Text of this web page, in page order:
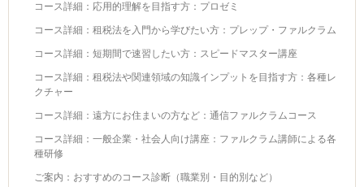
コース詳細：応用的理解を目指す方：プロゼミ
コース詳細：租税法を入門から学びたい方：プレップ・ファルクラム
コース詳細：短期間で速習したい方：スピードマスター講座
コース詳細：租税法や関連領域の知識インプットを目指す方：各種レ
クチャー
コース詳細：遠方にお住まいの方など：通信ファルクラムコース
コース詳細：一般企業・社会人向け講座：ファルクラム講師による各
種研修
ご案内：おすすめのコース診断（職業別・目的別など）